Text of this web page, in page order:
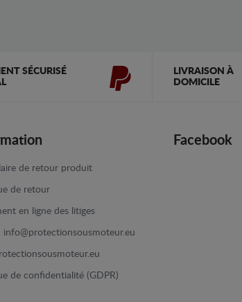
SÉCURISÉ
LIVRAISON À
DOMICILE
de retour produit
de retour
en ligne des litiges
info@protectionsousmoteur.eu
de confidentialité (GDPR)
Facebook